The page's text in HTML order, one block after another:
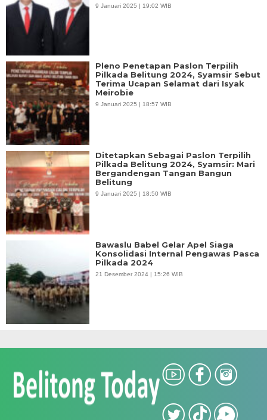
9 Januari 2025 | 19:02 WIB
Pleno Penetapan Paslon Terpilih
Pilkada Belitung 2024, Syamsir Sebut
Terima Ucapan Selamat dari Isyak
Meirobie
9 Januari 2025 | 18:57 WIB
Ditetapkan Sebagai Paslon Terpilih
Pilkada Belitung 2024, Syamsir: Mari
Bergandengan Tangan Bangun
Belitung
9 Januari 2025 | 18:50 WIB
Bawaslu Babel Gelar Apel Siaga
Konsolidasi Internal Pengawas Pasca
Pilkada 2024
21 Desember 2024 | 15:26 WIB